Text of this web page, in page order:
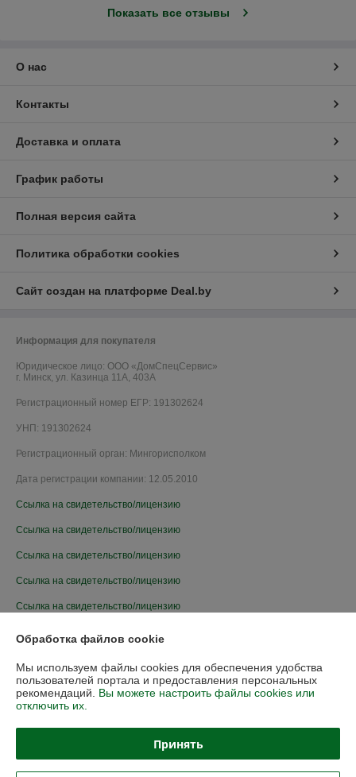
Показать все отзывы
О нас
Контакты
Доставка и оплата
График работы
Полная версия сайта
Политика обработки cookies
Сайт создан на платформе Deal.by
Информация для покупателя
Юридическое лицо: ООО «ДомCпецCервис»
г. Минск, ул. Казинца 11А, 403А
Регистрационный номер ЕГР: 191302624
УНП: 191302624
Регистрационный орган: Мингорисполком
Дата регистрации компании: 12.05.2010
Ссылка на свидетельство/лицензию
Ссылка на свидетельство/лицензию
Ссылка на свидетельство/лицензию
Ссылка на свидетельство/лицензию
Ссылка на свидетельство/лицензию
Ссылка на свидетельство/лицензию
Обработка файлов cookie
Мы используем файлы cookies для обеспечения удобства
пользователей портала и предоставления персональных
рекомендаций. Вы можете настроить файлы cookies или
отключить их.
Принять